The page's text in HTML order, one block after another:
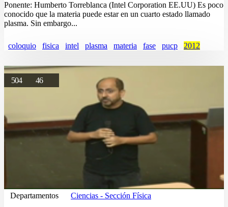
Ponente: Humberto Torreblanca (Intel Corporation EE.UU) Es poco
conocido que la materia puede estar en un cuarto estado llamado
plasma. Sin embargo...
coloquio fisica intel plasma materia fase pucp 2012
504 46
Departamentos Ciencias - Sección Física